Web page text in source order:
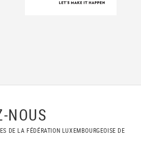
NOUS
DE LA FÉDÉRATION LUXEMBOURGEOISE DE